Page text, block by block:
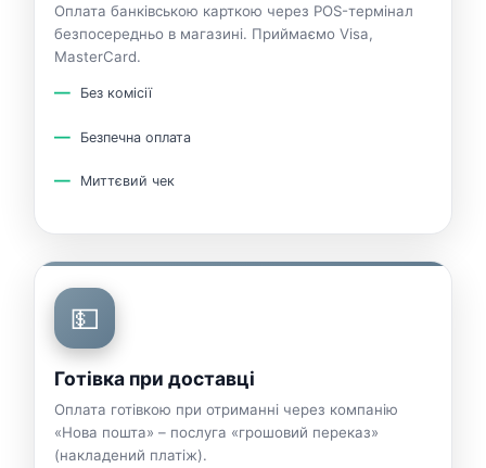
Оплата банківською карткою через POS-термінал
безпосередньо в магазині. Приймаємо Visa,
MasterCard.
Без комісії
Безпечна оплата
Миттєвий чек
💵
Готівка при доставці
Оплата готівкою при отриманні через компанію
«Нова пошта» – послуга «грошовий переказ»
(накладений платіж).